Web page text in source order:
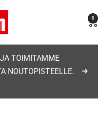
0
TOIMITAMME
NOUTOPISTEELLE.